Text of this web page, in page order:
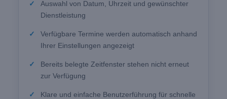
Auswahl von Datum, Uhrzeit und gewünschter
Dienstleistung
Verfügbare Termine werden automatisch anhand
Ihrer Einstellungen angezeigt
Bereits belegte Zeitfenster stehen nicht erneut
zur Verfügung
Klare und einfache Benutzerführung für schnelle